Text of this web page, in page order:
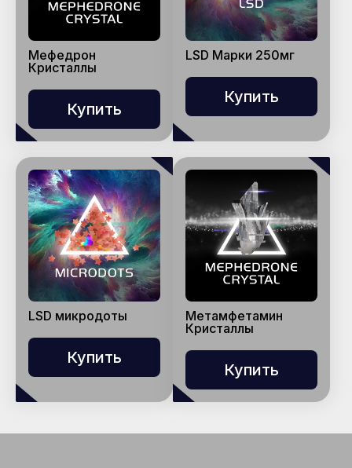
Мефедрон
Кристаллы
Купить
LSD Марки 250мг
Купить
LSD микродоты
Купить
Метамфетамин
Кристаллы
Купить